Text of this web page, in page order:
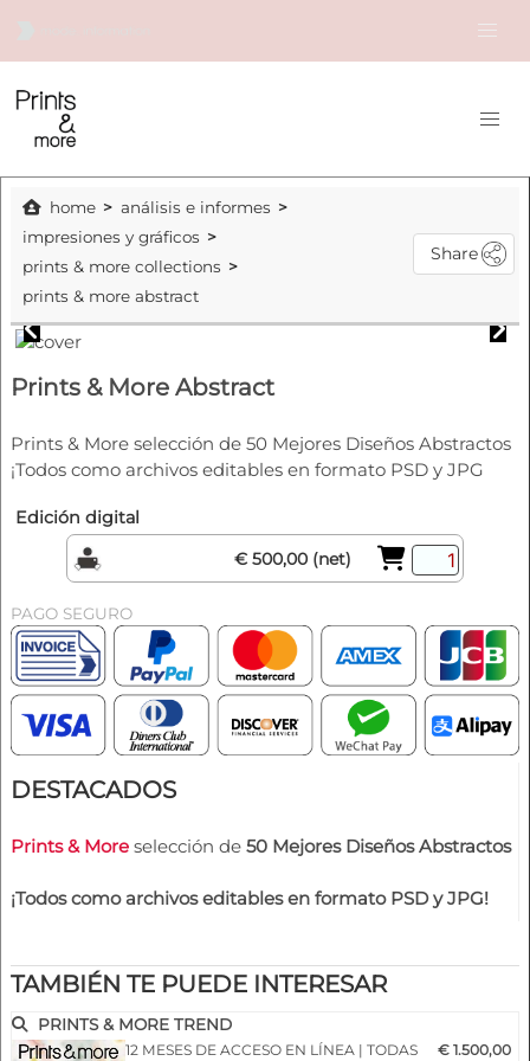
home
análisis e informes
impresiones y gráficos
prints & more collections
prints & more abstract
Share
Prints & More Abstract
Prints & More selección de 50 Mejores Diseños Abstractos
¡Todos como archivos editables en formato PSD y JPG
Edición digital
€ 500,00 (net)
PAGO SEGURO
DESTACADOS
Prints & More selección de 50 Mejores Diseños Abstractos
¡Todos como archivos editables en formato PSD y JPG!
TAMBIÉN TE PUEDE INTERESAR
PRINTS & MORE TREND
12 MESES DE ACCESO EN LÍNEA | TODAS € 1.500,00